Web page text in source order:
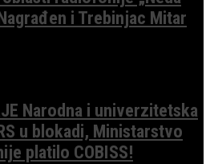
i Trebinjac Mitar
Narodna i univerzitetska
u blokadi, Ministarstvo
platilo COBISS!